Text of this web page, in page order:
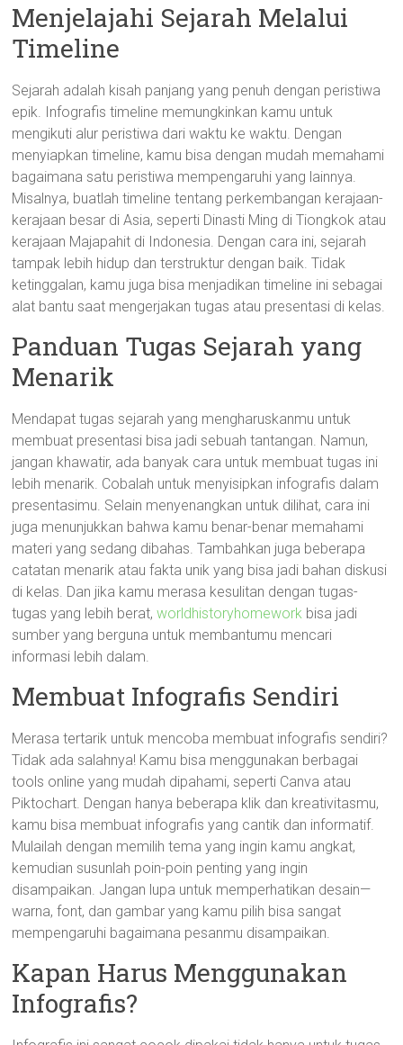
Menjelajahi Sejarah Melalui
Timeline
Sejarah adalah kisah panjang yang penuh dengan peristiwa
epik. Infografis timeline memungkinkan kamu untuk
mengikuti alur peristiwa dari waktu ke waktu. Dengan
menyiapkan timeline, kamu bisa dengan mudah memahami
bagaimana satu peristiwa mempengaruhi yang lainnya.
Misalnya, buatlah timeline tentang perkembangan kerajaan-
kerajaan besar di Asia, seperti Dinasti Ming di Tiongkok atau
kerajaan Majapahit di Indonesia. Dengan cara ini, sejarah
tampak lebih hidup dan terstruktur dengan baik. Tidak
ketinggalan, kamu juga bisa menjadikan timeline ini sebagai
alat bantu saat mengerjakan tugas atau presentasi di kelas.
Panduan Tugas Sejarah yang
Menarik
Mendapat tugas sejarah yang mengharuskanmu untuk
membuat presentasi bisa jadi sebuah tantangan. Namun,
jangan khawatir, ada banyak cara untuk membuat tugas ini
lebih menarik. Cobalah untuk menyisipkan infografis dalam
presentasimu. Selain menyenangkan untuk dilihat, cara ini
juga menunjukkan bahwa kamu benar-benar memahami
materi yang sedang dibahas. Tambahkan juga beberapa
catatan menarik atau fakta unik yang bisa jadi bahan diskusi
di kelas. Dan jika kamu merasa kesulitan dengan tugas-
tugas yang lebih berat,worldhistoryhomework bisa jadi
sumber yang berguna untuk membantumu mencari
informasi lebih dalam.
Membuat Infografis Sendiri
Merasa tertarik untuk mencoba membuat infografis sendiri?
Tidak ada salahnya! Kamu bisa menggunakan berbagai
tools online yang mudah dipahami, seperti Canva atau
Piktochart. Dengan hanya beberapa klik dan kreativitasmu,
kamu bisa membuat infografis yang cantik dan informatif.
Mulailah dengan memilih tema yang ingin kamu angkat,
kemudian susunlah poin-poin penting yang ingin
disampaikan. Jangan lupa untuk memperhatikan desain—
warna, font, dan gambar yang kamu pilih bisa sangat
mempengaruhi bagaimana pesanmu disampaikan.
Kapan Harus Menggunakan
Infografis?